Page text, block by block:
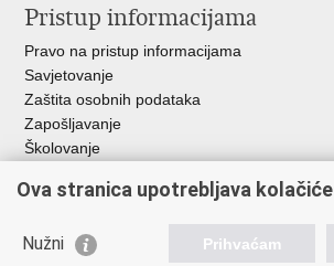
Pristup informacijama
Pravo na pristup informacijama
Savjetovanje
Zaštita osobnih podataka
Zapošljavanje
Školovanje
Važne poveznice
Sindikati
Ova stranica upotrebljava kolačiće
Nužni Prihvaćam